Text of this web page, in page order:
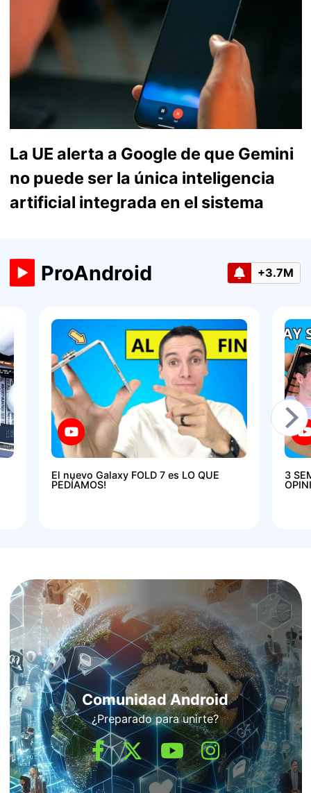
La UE alerta a Google de que Gemini
no puede ser la única inteligencia
artificial integrada en el sistema
ProAndroid +3.7M
El nuevo Galaxy FOLD 7 es LO QUE
PEDÍAMOS!
3
Comunidad Android
¿Preparado para unirte?